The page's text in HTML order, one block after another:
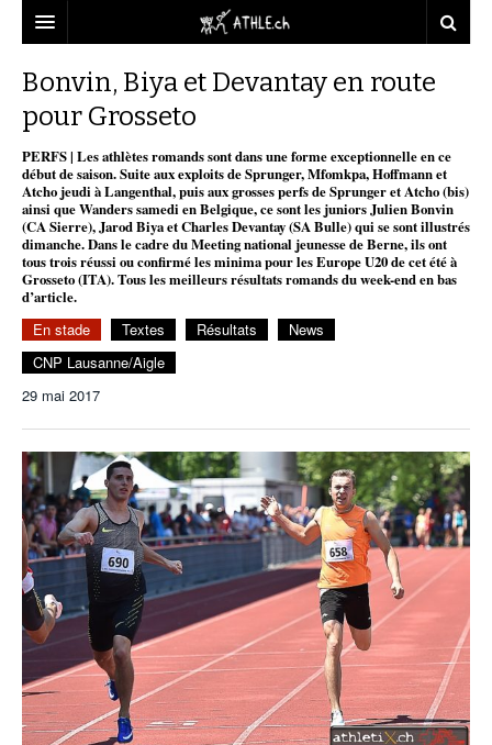
DOSSIERS
CHRONIQUES
TOUT
MICHEL HERREN
REPORTAGES
DOPAGE
STATISTIQUES
STATISTIQUES
MINIMA
PARTENAIRES
CNP
PARTENAIRES
CLUBS PARTENAIRES
TOUS SUPPORTERS D’ATHLE.CH !
PUBLICITÉ
VIDEOS
CLUB D’ATHLÉTISME
CHARTE ÉDITORIALE
NOUS CONTACTER
POURQUOI ATHLE.CH ?
ATHLE.CH RÉGIONS
ATHLE.CH RÉGIONS | GENÈVE
ATHLE.CH RÉGIONS | JURA
ATHLE.CH RÉGIONS | VAUD
TIMELINE
BIOGRAPHIES
HIGHLIGHTS
LIVRES
Bonvin, Biya et Devantay en route
pour Grosseto
PERFS | Les athlètes romands sont dans une forme exceptionnelle en ce
début de saison. Suite aux exploits de Sprunger, Mfomkpa, Hoffmann et
Atcho jeudi à Langenthal, puis aux grosses perfs de Sprunger et Atcho (bis)
ainsi que Wanders samedi en Belgique, ce sont les juniors Julien Bonvin
(CA Sierre), Jarod Biya et Charles Devantay (SA Bulle) qui se sont illustrés
dimanche. Dans le cadre du Meeting national jeunesse de Berne, ils ont
tous trois réussi ou confirmé les minima pour les Europe U20 de cet été à
Grosseto (ITA). Tous les meilleurs résultats romands du week-end en bas
d’article.
En stade Textes Résultats
News
CNP Lausanne/Aigle
29 mai 2017